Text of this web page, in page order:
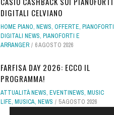
DIGITALI CELVIANO
HOME PIANO, NEWS, OFFERTE, PIANOFORTI
DIGITALI NEWS, PIANOFORTI E
ARRANGER
6 AGOSTO 2026
FARFISA DAY 2026: ECCO IL
PROGRAMMA!
ATTUALITÀ NEWS, EVENTINEWS, MUSIC
LIFE, MUSICA, NEWS 5 AGOSTO 2026